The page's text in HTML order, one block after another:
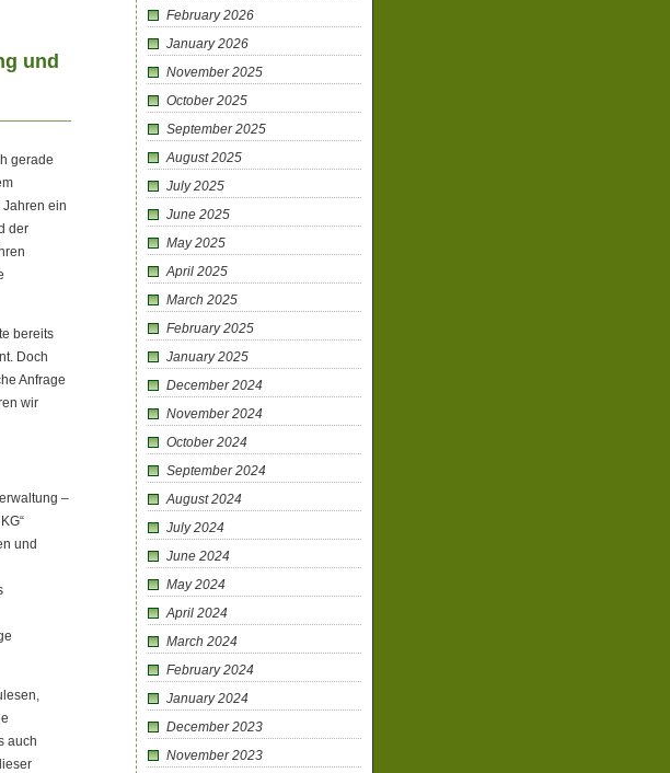
und
gerade
Jahren ein
der
bereits
Doch
Anfrage
wir
–
und
auch
February 2026
January 2026
November 2025
October 2025
September 2025
August 2025
July 2025
June 2025
May 2025
April 2025
March 2025
February 2025
January 2025
December 2024
November 2024
October 2024
September 2024
August 2024
July 2024
June 2024
May 2024
April 2024
March 2024
February 2024
January 2024
December 2023
November 2023